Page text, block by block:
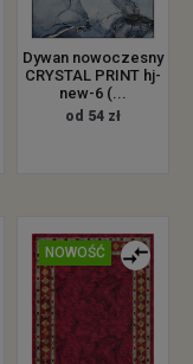
Dywan nowoczesny
CRYSTAL PRINT hj-
new-6 (...
od 54 zł
NOWOŚĆ